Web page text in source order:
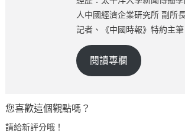
人中國經濟企業研究所 副所
記者、《中國時報》特約主筆
閱讀專欄
您喜歡這個觀點嗎？
請給新評分哦！